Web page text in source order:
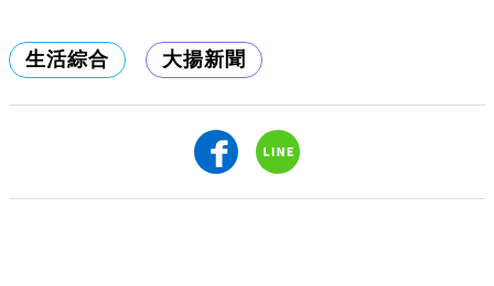
生活綜合 大揚新聞